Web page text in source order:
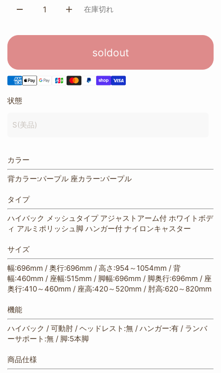
在庫切れ
soldout
状態
S(美品)
カラー
背カラー:パープル 座カラー:パープル
タイプ
ハイバック メッシュタイプ アジャストアーム付 ホワイトボデ
ィ アルミポリッシュ脚 ハンガー付 ナイロンキャスター
サイズ
幅:696mm / 奥行:696mm / 高さ:954～1054mm / 背
幅:460mm / 座幅:515mm / 脚幅:696mm / 脚奥行:696mm / 座
奥行:410～460mm / 座高:420～520mm / 肘高:620～820mm
機能
ハイバック / 可動肘 / ヘッドレスト:無 / ハンガー:有 / ランバ
ーサポート:無 / 脚:5本脚
商品仕様